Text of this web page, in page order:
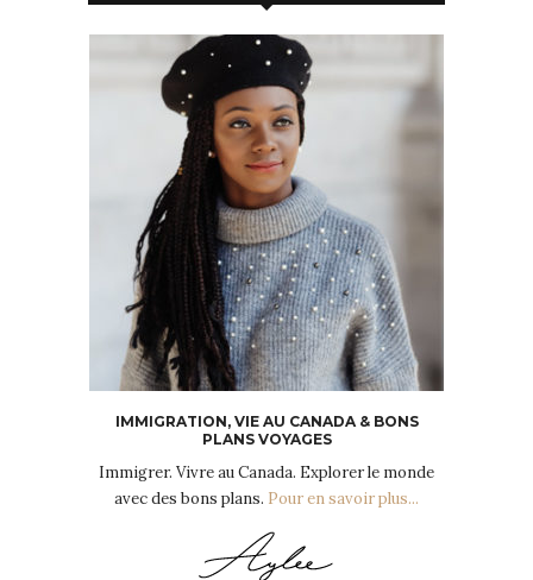
IMMIGRATION, VIE AU CANADA & BONS
PLANS VOYAGES
Immigrer. Vivre au Canada. Explorer le monde
avec des bons plans. Pour en savoir plus...